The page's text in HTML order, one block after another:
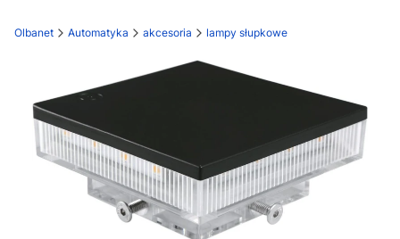
Olbanet Automatyka akcesoria lampy słupkowe